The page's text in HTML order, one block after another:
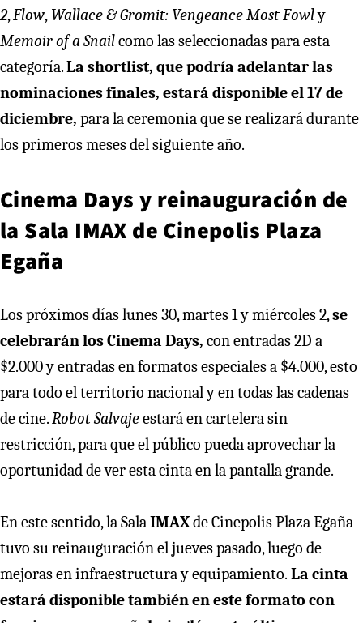
2,Flow, Wallace & Gromit: Vengeance Most Fowly
Memoir of a Snailcomo las seleccionadas para esta
categoría.La shortlist, que podría adelantar las
nominaciones finales, estará disponible el 17 de
diciembre, para la ceremonia que se realizará durante
los primeros meses del siguiente año.
Cinema Days y reinauguración de
la Sala IMAX de Cinepolis Plaza
Egaña
Los próximos días lunes 30, martes 1 y miércoles 2,se
celebrarán los Cinema Days, con entradas 2D a
$2.000 y entradas en formatos especiales a $4.000, esto
para todo el territorio nacional y en todas las cadenas
de cine.Robot Salvajeestará en cartelera sin
restricción, para que el público pueda aprovechar la
oportunidad de ver esta cinta en la pantalla grande.
En este sentido, la SalaIMAXde Cinepolis Plaza Egaña
tuvo su reinauguración el jueves pasado, luego de
mejoras en infraestructura y equipamiento. La cinta
estará disponible también en este formato con